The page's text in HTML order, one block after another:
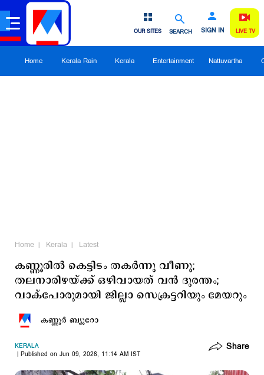
SEARCH SIGN IN
OUR SITES LIVE TV
Home Kerala Rain Kerala Entertainment Nattuvartha
Home Kerala Latest
കണ്ണൂരിൽ കെട്ടിടം തകർന്നു വീണു;
തലനാരിഴയ്ക്ക് ഒഴിവായത് വൻ ദുരന്തം;
വാക്പോരുമായി ജില്ലാ സെക്രട്ടറിയും മേയറും
കണ്ണൂര്‍ ബ്യൂറോ
KERALA
Published on Jun 09, 2026, 11:14 AM IST
Share